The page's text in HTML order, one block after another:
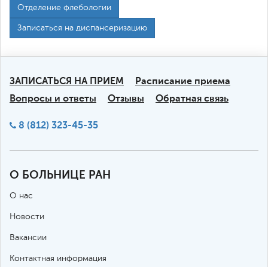
Отделение флебологии
Записаться на диспансеризацию
ЗАПИСАТЬСЯ НА ПРИЕМ
Расписание приема
Вопросы и ответы
Отзывы Обратная связь
8 (812) 323-45-35
О БОЛЬНИЦЕ РАН
О нас
Новости
Вакансии
Контактная информация